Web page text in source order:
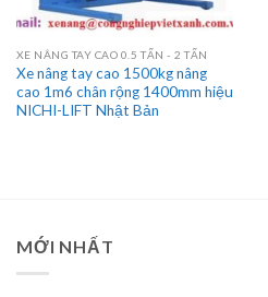
XE NÂNG TAY CAO 0.5 TẤN - 2 TẤN
Xe nâng tay cao 1500kg nâng
cao 1m6 chân rộng 1400mm hiệu
NICHI-LIFT Nhật Bản
MỚI NHẤT